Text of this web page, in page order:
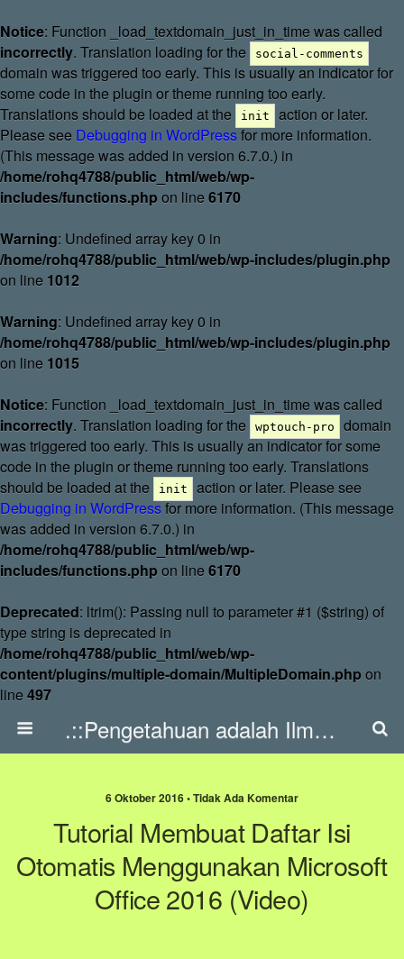
Notice: Function _load_textdomain_just_in_time was called
incorrectly. Translation loading for the social-comments
domain was triggered too early. This is usually an indicator for
some code in the plugin or theme running too early.
Translations should be loaded at the
init
action or later.
Please see Debugging in WordPressfor more information.
(This message was added in version 6.7.0.) in
/home/rohq4788/public_html/web/wp-
includes/functions.php on line 6170
Warning: Undefined array key 0 in
/home/rohq4788/public_html/web/wp-includes/plugin.php
on line 1012
Warning: Undefined array key 0 in
/home/rohq4788/public_html/web/wp-includes/plugin.php
on line 1015
Notice: Function _load_textdomain_just_in_time was called
incorrectly. Translation loading for the wptouch-pro
domain
was triggered too early. This is usually an indicator for some
code in the plugin or theme running too early. Translations
should be loaded at the
init
action or later. Please see
Debugging in WordPressfor more information. (This message
was added in version 6.7.0.) in
/home/rohq4788/public_html/web/wp-
includes/functions.php on line 6170
Deprecated: ltrim(): Passing null to parameter #1 ($string) of
type string is deprecated in
/home/rohq4788/public_html/web/wp-
content/plugins/multiple-domain/MultipleDomain.php on
line 497
.::Pengetahuan adalah Ilmu::.
6 Oktober 2016 • Tidak Ada Komentar
Tutorial Membuat Daftar Isi
Otomatis Menggunakan Microsoft
Office 2016 (Video)